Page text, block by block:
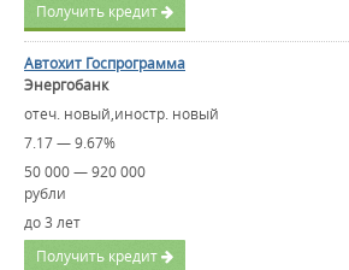
Получить кредит
Автохит Госпрограмма
Энергобанк
отеч. новый,иностр. новый
7.17 — 9.67%
50 000 — 920 000
рубли
до 3 лет
Получить кредит